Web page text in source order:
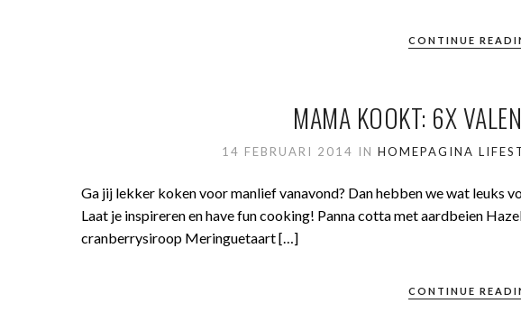
CONTINUE
MAMA KOOKT: 6X
14 FEBRUARI 2014 IN HOMEPAGINA
Ga jij lekker koken voor manlief vanavond? Dan hebben we wat leuks
Laat je inspireren en have fun cooking! Panna cotta met aardbeien
cranberrysiroop Meringuetaart […]
CONTINUE